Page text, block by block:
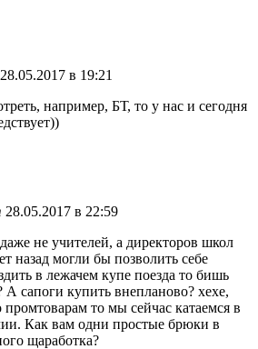
28.05.2017 в 19:21
например, БТ, то у нас и сегодня
28.05.2017 в 22:59
не учителей, а директоров школ
назад могли бы позволить себе
в лежачем купе поезда то бишь
сапоги купить внепланово? хехе,
промтоварам то мы сейчас катаемся в
Как вам одни простые брюки в
щаработка?